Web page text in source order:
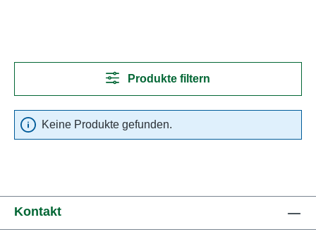
Produkte filtern
Keine Produkte gefunden.
Kontakt